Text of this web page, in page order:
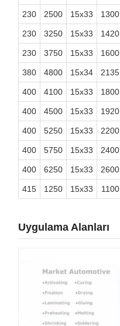
230 2500 15x33 1300
230 3250 15x33 1420
230 3750 15x33 1600
380 4800 15x34 2135
400 4100 15x33 1800
400 4500 15x33 1920
400 5250 15x33 2200
400 5750 15x33 2400
400 6250 15x33 2600
415 1250 15x33 1100
Uygulama Alanları